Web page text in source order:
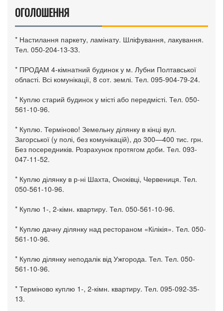
ОГОЛОШЕННЯ
* Настилання паркету, ламінату. Шліфування, лакування.
Тел. 050-204-13-33.
* ПРОДАМ 4-кімнатний будинок у м. Лубни Полтавської
області. Всі комунікації, 8 сот. землі. Тел. 095-904-79-24.
* Куплю старий будинок у місті або передмісті. Тел. 050-
561-10-96.
* Куплю. Терміново! Земельну ділянку в кінці вул.
Загорської (у полі, без комунікацій), до 300—400 тис. грн.
Без посередників. Розрахунок протягом доби. Тел. 093-
047-11-52.
* Куплю ділянку в р-ні Шахта, Оноківці, Червениця. Тел.
050-561-10-96.
* Куплю 1-, 2-кімн. квартиру. Тел. 050-561-10-96.
* Куплю дачну ділянку над рестораном «Кілікія». Тел. 050-
561-10-96.
* Куплю ділянку неподалік від Ужгорода. Тел. Тел. 050-
561-10-96.
* Терміново куплю 1-, 2-кімн. квартиру. Тел. 095-092-35-
13.